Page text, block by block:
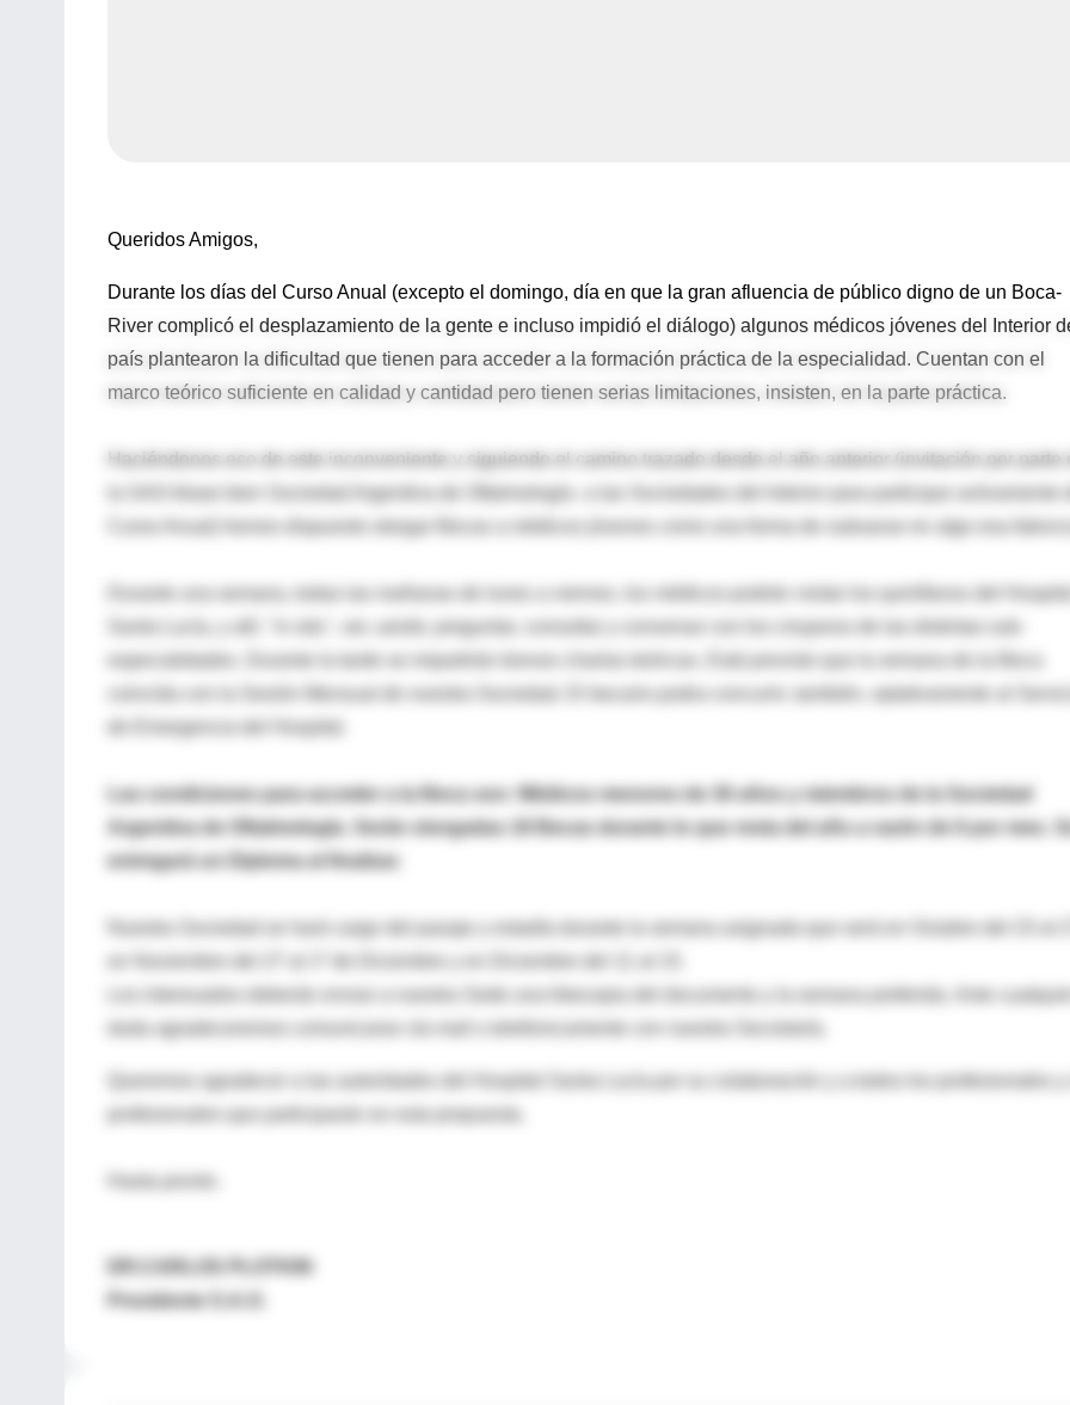
Queridos Amigos,
Durante los días del Curso Anual (excepto el domingo, día en que la gran afluencia de público digno de un Boca-
River complicó el desplazamiento de la gente e incluso impidió el diálogo) algunos médicos jóvenes del Interior
país plantearon la dificultad que tienen para acceder a la formación práctica de la especialidad. Cuentan con el
marco teórico suficiente en calidad y cantidad pero tienen serias limitaciones, insisten, en la parte práctica.
Haciéndonos eco de este inconveniente y siguiendo el camino trazado desde el año anterior (invitación por parte
la SAO-léase bien Sociedad Argentina de Oftalmología- a las Sociedades del Interior para participar activamente
Curso Anual) hemos dispuesto otorgar Becas a médicos jóvenes como una forma de subsanar en algo esa
Santa Lucía, y allí, "in situ", ver, asistir, preguntar, consultar y conversar con los cirujanos de las distintas sub-
de Emergencia del Hospital.
Las condiciones para acceder a la Beca son: Médicos menores de 30 años y miembros de la Sociedad
Argentina de Oftalmología. Serán otorgadas 18 Becas durante lo que resta del año a razón de 6 por mes.
entregará un Diploma al finalizar
Nuestra Sociedad se hará cargo del pasaje y estadía durante la semana asignada que será en Octubre del 23 al
duda agradeceremos comunicarse vía mail o telefonicamente con nuestra Secretaría.
Queremos agradecer a las autoridades del Hospital Santa Lucía por su colaboración y a todos los profesionales y
Presidente S.A.O.